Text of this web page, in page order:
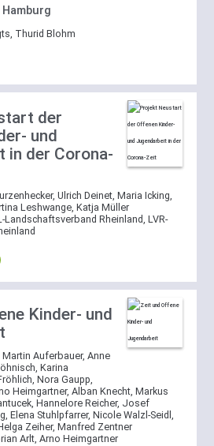
Thurid Blohm
der
und
in der Corona-
Ulrich Deinet, Maria Icking,
Leshwange, Katja Müller
Landschaftsverband Rheinland, LVR-
Kinder- und
Auferbauer, Anne
Karina
Nora Gaupp,
Heimgartner, Alban Knecht, Markus
Hannelore Reicher, Josef
Elena Stuhlpfarrer, Nicole Walzl-Seidl,
Zeiher, Manfred Zentner
Arlt, Arno Heimgartner